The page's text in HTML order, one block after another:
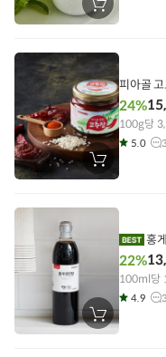
장
바
에
기
장
바
에
피아골
24%
100g당
5.0
장
바
홍
22%
100ml당
4.9